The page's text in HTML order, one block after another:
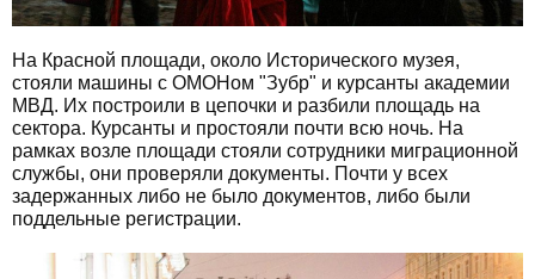
На Красной площади, около Исторического музея,
стояли машины с ОМОНом "Зубр" и курсанты академии
МВД. Их построили в цепочки и разбили площадь на
сектора. Курсанты и простояли почти всю ночь. На
рамках возле площади стояли сотрудники миграционной
службы, они проверяли документы. Почти у всех
задержанных либо не было документов, либо были
поддельные регистрации.